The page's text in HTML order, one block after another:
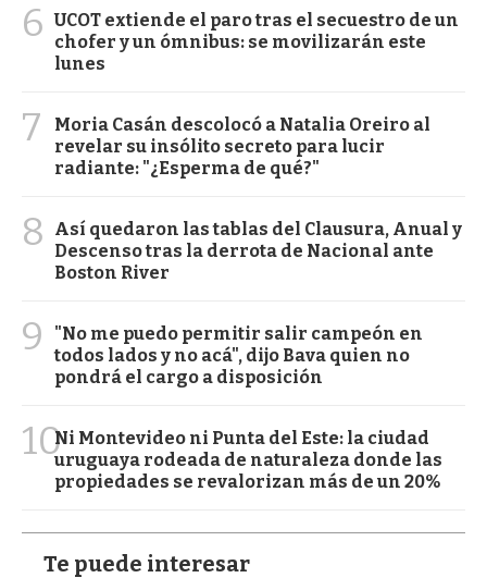
6 UCOT extiende el paro tras el secuestro de un
chofer y un ómnibus: se movilizarán este
lunes
7
Moria Casán descolocó a Natalia Oreiro al
revelar su insólito secreto para lucir
radiante: "¿Esperma de qué?"
8
Así quedaron las tablas del Clausura, Anual y
Descenso tras la derrota de Nacional ante
Boston River
9
"No me puedo permitir salir campeón en
todos lados y no acá", dijo Bava quien no
pondrá el cargo a disposición
10Ni Montevideo ni Punta del Este: la ciudad
uruguaya rodeada de naturaleza donde las
propiedades se revalorizan más de un 20%
Te puede interesar